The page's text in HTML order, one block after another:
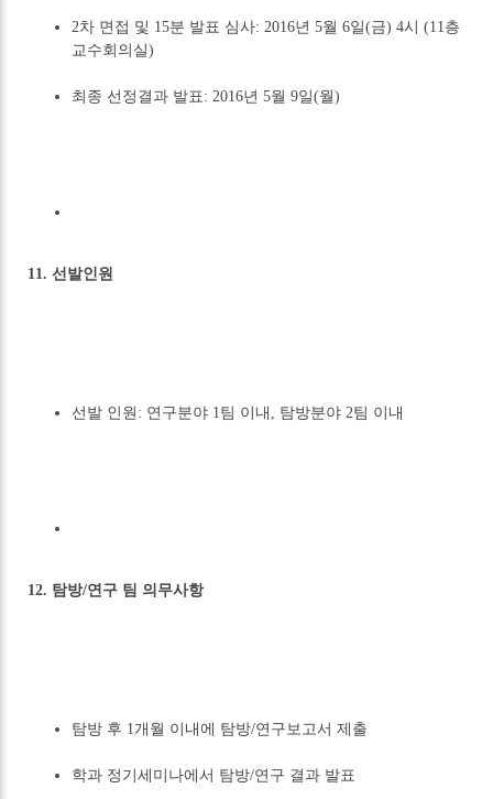
2차 면접 및 15분 발표 심사: 2016년 5월 6일(금) 4시 (11층
교수회의실)
최종 선정결과 발표: 2016년 5월 9일(월)
11. 선발인원
선발 인원: 연구분야 1팀 이내, 탐방분야 2팀 이내
12. 탐방/연구 팀 의무사항
탐방 후 1개월 이내에 탐방/연구보고서 제출
학과 정기세미나에서 탐방/연구 결과 발표